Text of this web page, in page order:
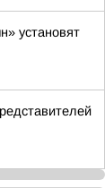
установят